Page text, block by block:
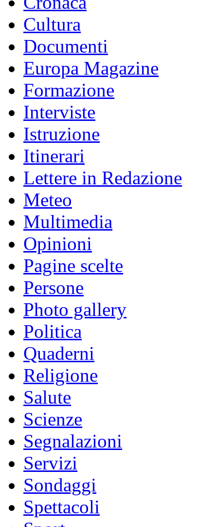
Cultura
Documenti
Europa Magazine
Formazione
Interviste
Istruzione
Itinerari
Lettere in Redazione
Meteo
Multimedia
Opinioni
Pagine scelte
Persone
Photo gallery
Politica
Quaderni
Religione
Salute
Scienze
Segnalazioni
Servizi
Sondaggi
Spettacoli